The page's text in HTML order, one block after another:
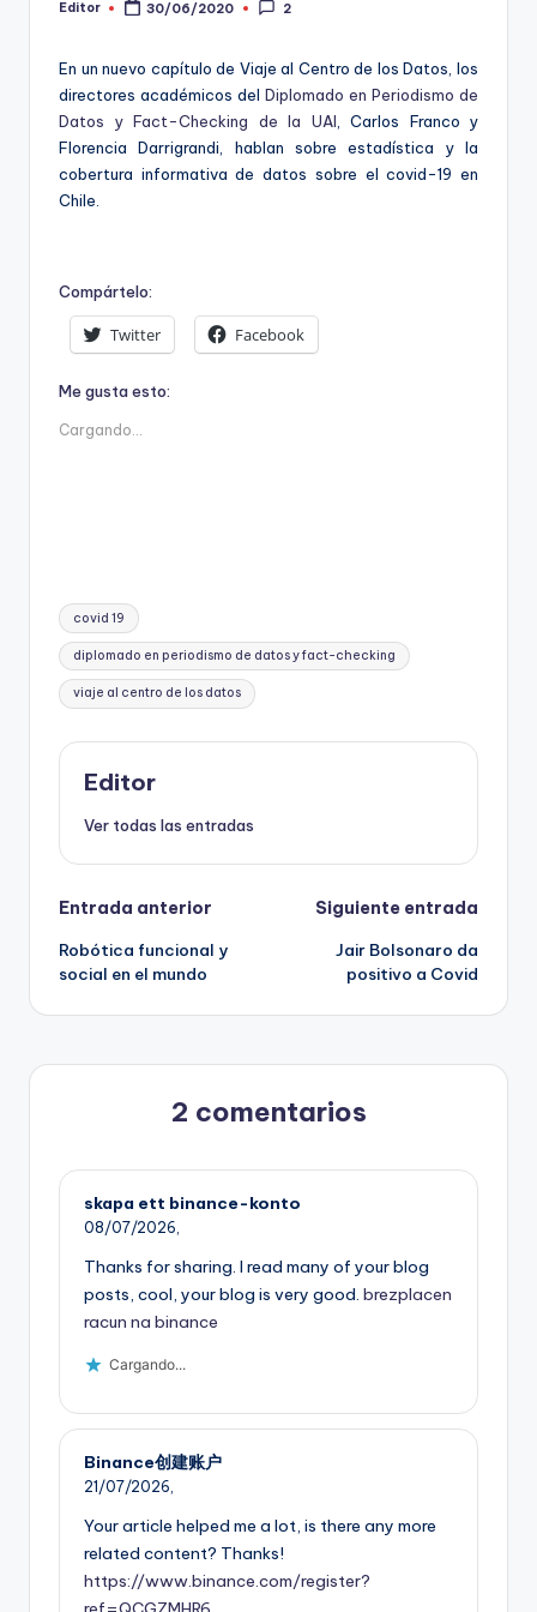
kiPublicado
Editor 30/06/2020 2
En un nuevo capítulo de Viaje al Centro de los Datos, los
directores académicos del Diplomado en Periodismo de
Datos y Fact-Checking de la UAI, Carlos Franco y
Florencia Darrigrandi, hablan sobre estadística y la
cobertura informativa de datos sobre el covid-19 en
Chile.
Compártelo:
Twitter Facebook
Me gusta esto:
Cargando...
Etiquetas:
covid 19
diplomado en periodismo de datos y fact-checking
viaje al centro de los datos
Editor
Ver todas las entradas
Navegación
de
entradas
Entrada anterior
Robótica funcional y
social en el mundo
Siguiente entrada
Jair Bolsonaro da
positivo a Covid
2 comentarios
skapa ett binance-konto
08/07/2026,
Thanks for sharing. I read many of your blog
posts, cool, your blog is very good. brezplacen
racun na binance
Cargando...
Binance创建账户
21/07/2026,
Your article helped me a lot, is there any more
related content? Thanks!
https://www.binance.com/register?